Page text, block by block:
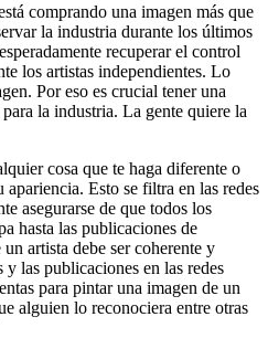
comprando una imagen más que
la industria durante los últimos
recuperar el control
los artistas independientes. Lo
Por eso es crucial tener una
la industria. La gente quiere la
cosa que te haga diferente o
Esto se filtra en las redes
asegurarse de que todos los
hasta las publicaciones de
artista debe ser coherente y
las publicaciones en las redes
para pintar una imagen de un
alguien lo reconociera entre otras